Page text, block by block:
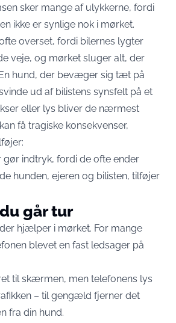
sker mange af ulykkerne, fordi
ikke er synlige nok i mørket.
overset, fordi bilernes lygter
veje, og mørket sluger alt, der
hund, der bevæger sig tæt på
ud af bilistens synsfelt på et
eller lys bliver de nærmest
få tragiske konsekvenser,
gør indtryk, fordi de ofte ender
hunden, ejeren og bilisten, tilføjer
går tur
hjælper i mørket. For mange
blevet en fast ledsager på
til skærmen, men telefonens lys
– til gengæld fjerner det
fra din hund.